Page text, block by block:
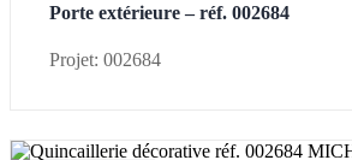
Porte extérieure – réf. 002684
Projet: 002684